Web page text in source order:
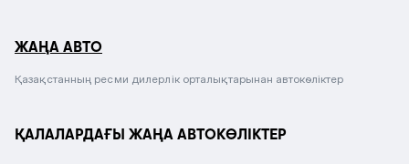
ЖАҢА АВТО
Қазақстанның ресми дилерлік орталықтарынан автокөліктер
ҚАЛАЛАРДАҒЫ ЖАҢА АВТОКӨЛІКТЕР